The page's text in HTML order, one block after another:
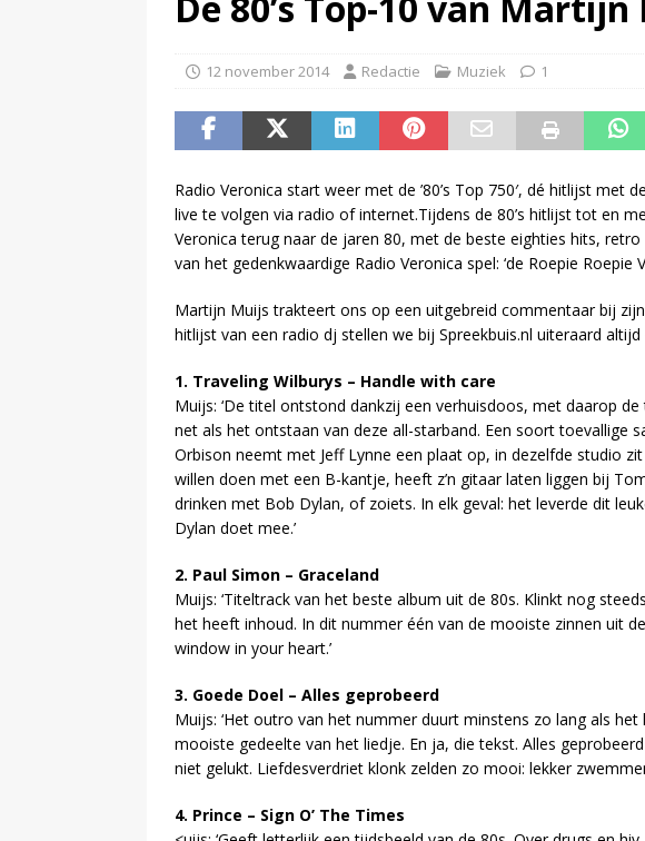
NPO-manager Menno de Boer geschorst na dickpic
12 november 2014 Redactie Muziek 1
Radio Veronica start weer met de ’80’s Top 750′, dé hitlijst met
live te volgen via radio of internet.Tijdens de 80’s hitlijst tot en
Veronica terug naar de jaren 80, met de beste eighties hits,
van het gedenkwaardige Radio Veronica spel: ‘de Roepie Roepie
Martijn Muijs trakteert ons op een uitgebreid commentaar bij
hitlijst van een radio dj stellen we bij Spreekbuis.nl uiteraard altijd
1. Traveling Wilburys – Handle with care
Muijs: ‘De titel ontstond dankzij een verhuisdoos, met daarop
net als het ontstaan van deze all-starband. Een soort toevallige
Orbison neemt met Jeff Lynne een plaat op, in dezelfde studio
willen doen met een B-kantje, heeft z’n gitaar laten liggen bij
drinken met Bob Dylan, of zoiets. In elk geval: het leverde dit
Dylan doet mee.’
2. Paul Simon – Graceland
Muijs: ‘Titeltrack van het beste album uit de 80s. Klinkt nog
het heeft inhoud. In dit nummer één van de mooiste zinnen uit
window in your heart.’
3. Goede Doel – Alles geprobeerd
Muijs: ‘Het outro van het nummer duurt minstens zo lang als
mooiste gedeelte van het liedje. En ja, die tekst. Alles
niet gelukt. Liefdesverdriet klonk zelden zo mooi: lekker
4. Prince – Sign O’ The Times